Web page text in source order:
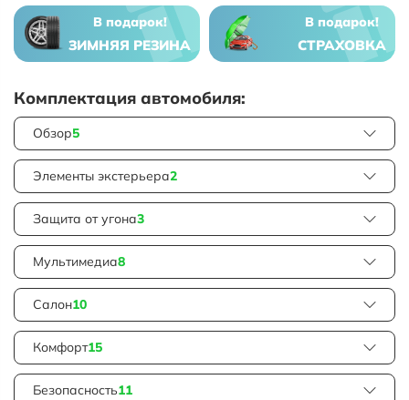
В подарок!
ЗИМНЯЯ РЕЗИНА
В подарок!
СТРАХОВКА
Комплектация автомобиля:
Обзор5
Элементы экстерьера2
Защита от угона3
Мультимедиа8
Салон10
Комфорт15
Безопасность11